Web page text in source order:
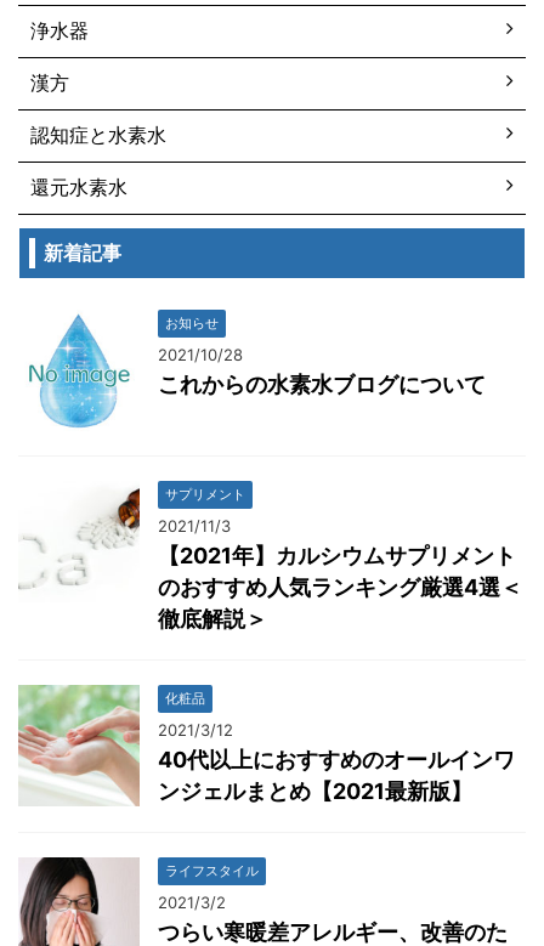
浄水器
漢方
認知症と水素水
還元水素水
新着記事
お知らせ
2021/10/28
これからの水素水ブログについて
サプリメント
2021/11/3
【2021年】カルシウムサプリメント
のおすすめ人気ランキング厳選4選＜
徹底解説＞
化粧品
2021/3/12
40代以上におすすめのオールインワ
ンジェルまとめ【2021最新版】
ライフスタイル
2021/3/2
つらい寒暖差アレルギー、改善のた